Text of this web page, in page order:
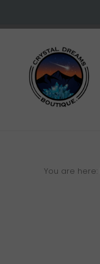
navigation
content
You are here: